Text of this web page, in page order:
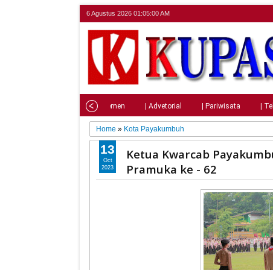
6 Agustus 2026 01:05:02 AM
| Parlemen | Advetorial | Pariwisata |
Home » Kota Payakumbuh
Ketua Kwarcab
Pramuka ke - 62
13
Oct
2023